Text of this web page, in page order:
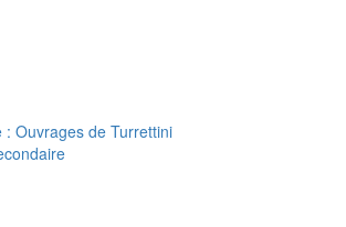
: Ouvrages de Turrettini